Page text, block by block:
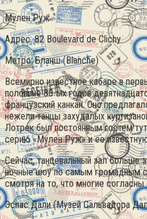
Мулен Руж
Адрес: 82 Boulevard de Clichy
Метро: Бланш (Blanche)
Всемирно известное кабаре в
половине 80-ых годов
французский канкан. Оно
нежели танцы захудалых
Лотрек был постоянным гостем
серию «Мулен Руж» и ее
Сейчас, танцевальный зал больше
ночные шоу по самым громадным
смотря на то, что многие
Эспас Дали (Музей Сальвадора